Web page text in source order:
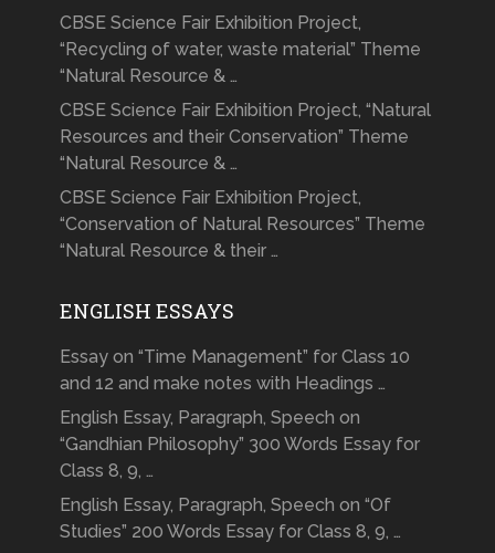
CBSE Science Fair Exhibition Project,
“Recycling of water, waste material” Theme
“Natural Resource & …
CBSE Science Fair Exhibition Project, “Natural
Resources and their Conservation” Theme
“Natural Resource & …
CBSE Science Fair Exhibition Project,
“Conservation of Natural Resources” Theme
“Natural Resource & their …
ENGLISH ESSAYS
Essay on “Time Management” for Class 10
and 12 and make notes with Headings …
English Essay, Paragraph, Speech on
“Gandhian Philosophy” 300 Words Essay for
Class 8, 9, …
English Essay, Paragraph, Speech on “Of
Studies” 200 Words Essay for Class 8, 9, …